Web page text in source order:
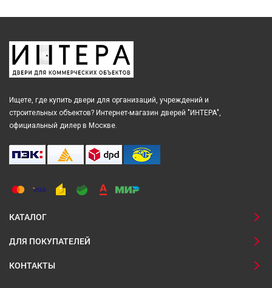
Ищете, где купить двери для организаций, учреждений и
строительных объектов? Интернет-магазин дверей "ИНТЕРА",
официальный дилер в Москве.
КАТАЛОГ
ДЛЯ ПОКУПАТЕЛЕЙ
КОНТАКТЫ